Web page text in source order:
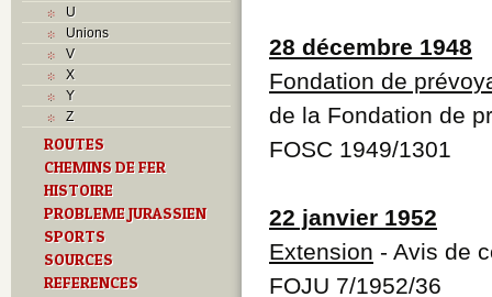
U
Unions
V
X
Y
Z
ROUTES
CHEMINS DE FER
HISTOIRE
PROBLEME JURASSIEN
SPORTS
SOURCES
REFERENCES
28 décembre 1948
Fondation de
de la Fondation de
FOSC 1949/1301
22 janvier 1952
Extension - Avis de
FOJU 7/1952/36